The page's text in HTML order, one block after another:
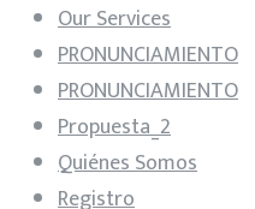
Our Services
PRONUNCIAMIENTO
PRONUNCIAMIENTO
Propuesta_2
Quiénes Somos
Registro